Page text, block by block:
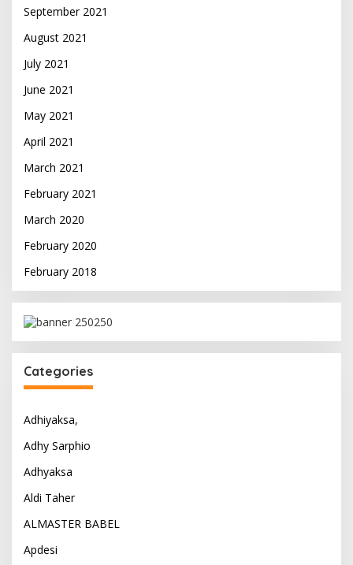
September 2021
August 2021
July 2021
June 2021
May 2021
April 2021
March 2021
February 2021
March 2020
February 2020
February 2018
Categories
Adhiyaksa,
Adhy Sarphio
Adhyaksa
Aldi Taher
ALMASTER BABEL
Apdesi